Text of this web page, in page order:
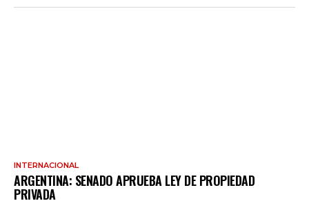
INTERNACIONAL
ARGENTINA: SENADO APRUEBA LEY DE PROPIEDAD
PRIVADA